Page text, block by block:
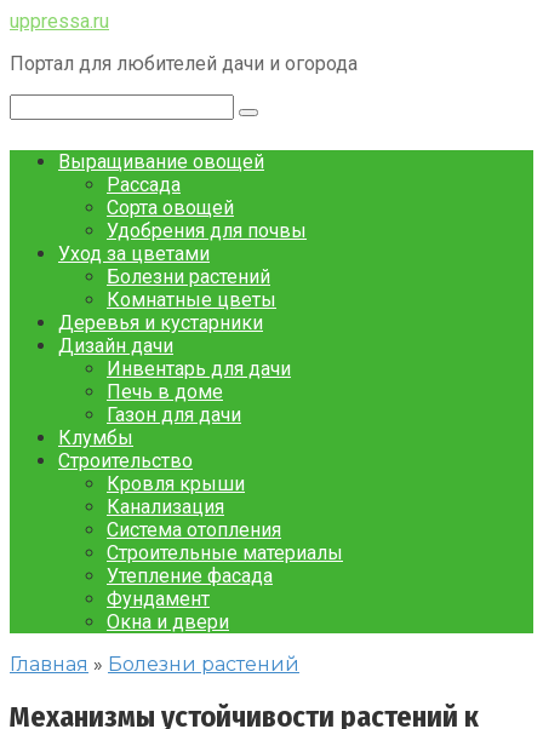
Перейти
контенту
uppressa.ru
Портал для любителей дачи и огорода
Выращивание овощей
Рассада
Сорта овощей
Удобрения для почвы
Уход за цветами
Болезни растений
Комнатные цветы
Деревья и кустарники
Дизайн дачи
Инвентарь для дачи
Печь в доме
Газон для дачи
Клумбы
Строительство
Кровля крыши
Канализация
Система отопления
Строительные материалы
Утепление фасада
Фундамент
Окна и двери
Главная » Болезни растений
Механизмы устойчивости растений к